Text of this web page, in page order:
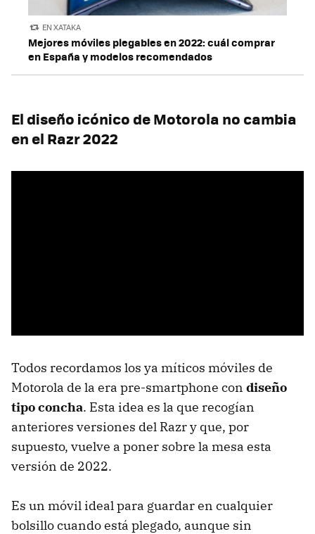
EN XATAKA
Mejores móviles plegables en 2022: cuál comprar
en España y modelos recomendados
El diseño icónico de Motorola no cambia
en el Razr 2022
Todos recordamos los ya míticos móviles de
Motorola de la era pre-smartphone con diseño
tipo concha. Esta idea es la que recogían
anteriores versiones del Razr y que, por
supuesto, vuelve a poner sobre la mesa esta
versión de 2022.
Es un móvil ideal para guardar en cualquier
bolsillo cuando está plegado, aunque sin